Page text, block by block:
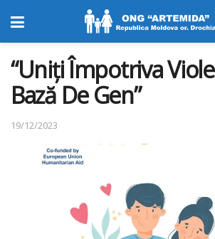
“Uniți Împotriva
Bază De Gen”
19/12/2023